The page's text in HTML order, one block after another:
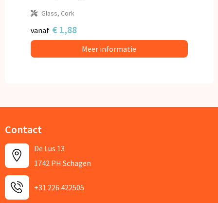
Glass, Cork
vanaf € 1,88
Meer informatie
Contact
De Lus 13
1742 PH Schagen
+31 226 422505